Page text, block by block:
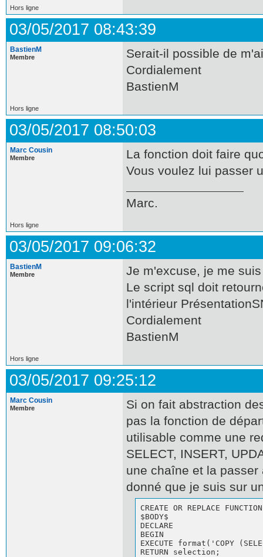
Hors ligne
03/05/2017 08:43:39
BastienM
Membre
Serait-il possible de
Cordialement
BastienM
Hors ligne
03/05/2017 08:50:03
Marc Cousin
Membre
La fonction doit faire
Vous voulez lui passer
Marc.
Hors ligne
03/05/2017 09:06:32
BastienM
Membre
Je m'excuse, je me
Le script sql doit
l'intérieur
Cordialement
BastienM
Hors ligne
03/05/2017 09:25:12
Marc Cousin
Membre
Si on fait abstraction
pas la fonction de
utilisable comme une
SELECT, INSERT,
une chaîne et la
donné que je suis sur
CREATE OR REPLACE
$BODY$
DECLARE
BEGIN
EXECUTE format('COPY
RETURN selection;